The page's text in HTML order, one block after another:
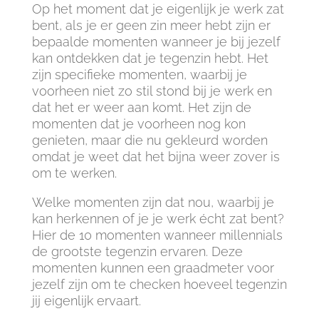
Op het moment dat je eigenlijk je werk zat
bent, als je er geen zin meer hebt zijn er
bepaalde momenten wanneer je bij jezelf
kan ontdekken dat je tegenzin hebt. Het
zijn specifieke momenten, waarbij je
voorheen niet zo stil stond bij je werk en
dat het er weer aan komt. Het zijn de
momenten dat je voorheen nog kon
genieten, maar die nu gekleurd worden
omdat je weet dat het bijna weer zover is
om te werken.
Welke momenten zijn dat nou, waarbij je
kan herkennen of je je werk écht zat bent?
Hier de 10 momenten wanneer millennials
de grootste tegenzin ervaren. Deze
momenten kunnen een graadmeter voor
jezelf zijn om te checken hoeveel tegenzin
jij eigenlijk ervaart.